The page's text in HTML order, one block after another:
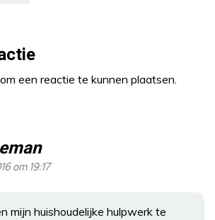
om een reactie te kunnen plaatsen.
om 19:17
mijn huishoudelijke hulpwerk te